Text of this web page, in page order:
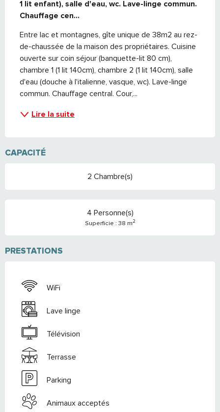
1 lit enfant), salle d'eau, wc. Lave-linge commun.
Chauffage cen...
Entre lac et montagnes, gîte unique de 38m2 au rez-
de-chaussée de la maison des propriétaires. Cuisine
ouverte sur coin séjour (banquette-lit 80 cm),
chambre 1 (1 lit 140cm), chambre 2 (1 lit 140cm), salle
d'eau (douche à l'italienne, vasque, wc). Lave-linge
commun. Chauffage central. Cour,...
Lire la suite
CAPACITÉ
2 Chambre(s)
4 Personne(s)
Superficie : 38 m2
PRESTATIONS
WiFi
Lave linge
Télévision
Terrasse
Parking
Animaux acceptés